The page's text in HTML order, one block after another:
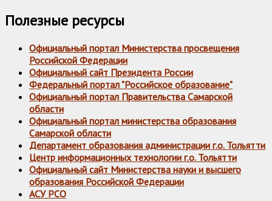
Полезные ресурсы
Официальный портал Министерства просвещения
Российской Федерации
Официальный сайт Президента России
Федеральный портал "Российское образование"
Официальный портал Правительства Самарской
области
Официальный портал министерства образования
Самарской области
Департамент образования администрации г.о. Тольятти
Центр информационных технологии г.о. Тольятти
Официальный сайт Министерства науки и высшего
образования Российской Федерации
АСУ РСО